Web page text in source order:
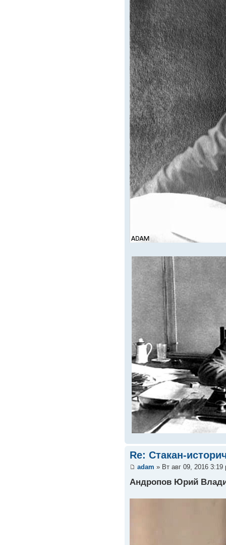
Re: Стакан-
adam » Вт авг 09, 2016 3:19
Андропов Юрий